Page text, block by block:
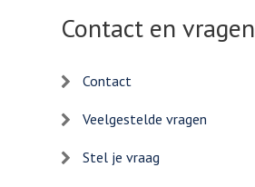
Contact en vragen
Contact
Veelgestelde vragen
Stel je vraag